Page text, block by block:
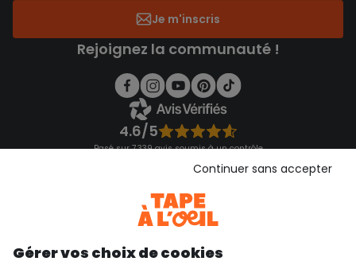
Je m'inscris
Rejoignez la communauté !
4.6/5
Basé sur 7 339 avis soumis à un contrôle
Consulter les CGU
Gérer vos choix de cookies
Continuer sans accepter